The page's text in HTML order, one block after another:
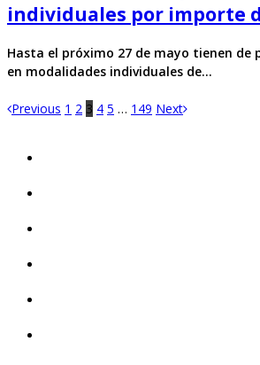
individuales por importe
Hasta el próximo 27 de mayo tienen de
en modalidades individuales de…
Previous 1 2 3 4 5 … 149 Next